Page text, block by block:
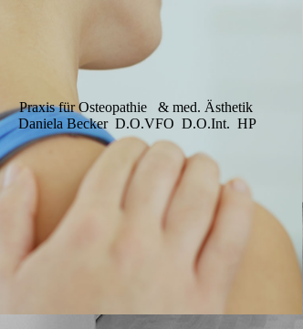
Praxis für Osteopathie & med. Ästhetik
Daniela Becker D.O.VFO D.O.Int. HP